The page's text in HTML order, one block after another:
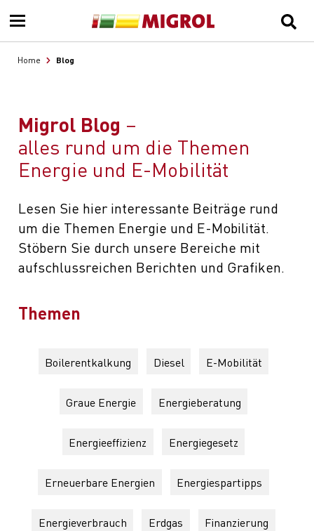
Home Blog
Migrol Blog
alles rund um die Themen
Energie und E-Mobilität
Lesen Sie hier interessante Beiträge rund
um die Themen Energie und E-Mobilität.
Stöbern Sie durch unsere Bereiche mit
aufschlussreichen Berichten und Grafiken.
Themen
Boilerentkalkung Diesel E-Mobilität
Graue Energie Energieberatung
Energieeffizienz Energiegesetz
Erneuerbare Energien Energiespartipps
Energieverbrauch Erdgas Finanzierung